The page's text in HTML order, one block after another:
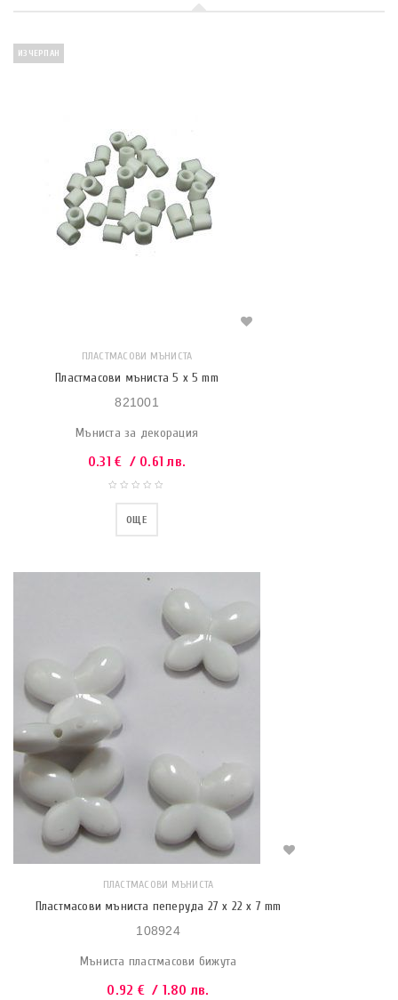
ИЗЧЕРПАН
ПЛАСТМАСОВИ МЪНИСТА
Пластмасови мъниста 5 x 5 mm
821001
Мъниста за декорация
0.31€ / 0.61 лв.
ОЩЕ
ПЛАСТМАСОВИ МЪНИСТА
Пластмасови мъниста пеперуда 27 x 22 x 7 mm
108924
Мъниста пластмасови бижута
0.92 € / 1.80 лв.